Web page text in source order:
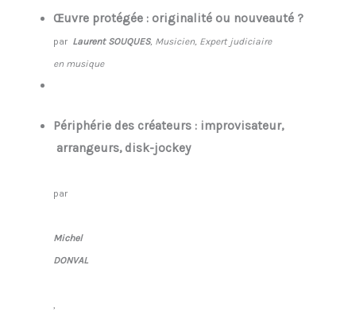
Œuvre protégée : originalité ou nouveauté ?
par Laurent SOUQUES, Musicien, Expert judiciaire
en musique
Périphérie des créateurs : improvisateur,
arrangeurs, disk-jockey
par
Michel
DONVAL
,